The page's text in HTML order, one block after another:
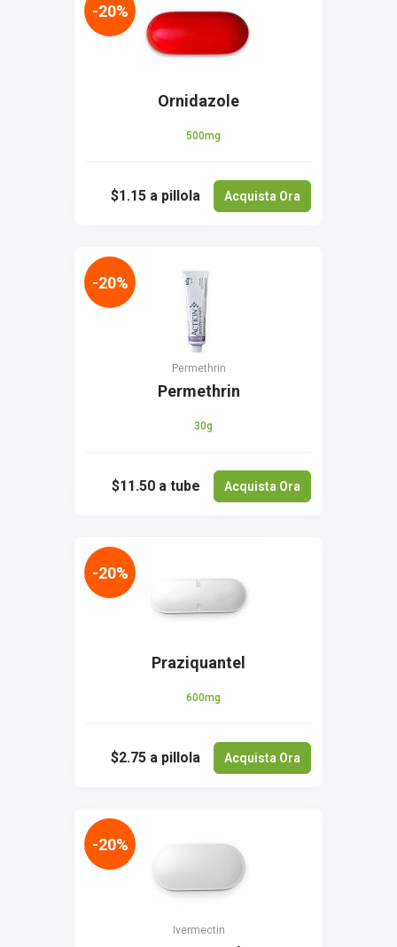
Ornidazole
500mg
$1.15 a pillola Acquista Ora
-20%
Permethrin
Permethrin
30g
$11.50 a tube Acquista Ora
-20%
Praziquantel
600mg
$2.75 a pillola Acquista Ora
-20%
Ivermectin
-20%